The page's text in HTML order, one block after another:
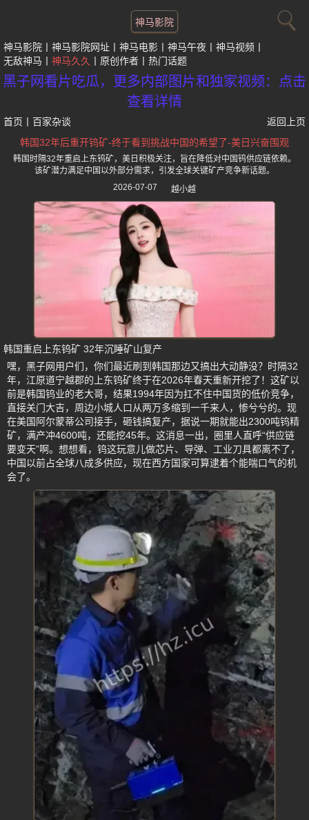
神马影院
神马影院 神马影院网址 神马电影 神马午夜
神马视频
无敌神马
神马久久 原创作者 热门话题
黑子网看片吃瓜，更多内部图片和独家视频：点击
查看详情
首页 百家杂谈
返回上页
韩国32年后重开钨矿-终于看到挑战中国的希望了-美日兴奋围观
韩国时隔32年重启上东钨矿，美日积极关注，旨在降低对中国钨供应链依赖。
该矿潜力满足中国以外部分需求，引发全球关键矿产竞争新话题。
2026-07-07
越小越
韩国重启上东钨矿 32年沉睡矿山复产
嘿，黑子网用户们，你们最近刷到韩国那边又搞出大动静没？时隔32
年，江原道宁越郡的上东钨矿终于在2026年春天重新开挖了！这矿以
前是韩国钨业的老大哥，结果1994年因为扛不住中国货的低价竞争，
直接关门大吉，周边小城人口从两万多缩到一千来人，惨兮兮的。现
在美国阿尔蒙蒂公司接手，砸钱搞复产，据说一期就能出2300吨钨精
矿，满产冲4600吨，还能挖45年。这消息一出，圈里人直呼“供应链
要变天”啊。想想看，钨这玩意儿做芯片、导弹、工业刀具都离不了，
中国以前占全球八成多供应，现在西方国家可算逮着个能喘口气的机
会了。